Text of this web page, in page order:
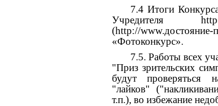
7.4 Итоги
Учредителя
(http://www.достояние-
«Фотоконкурс».
7.5. Работы всех
"Приз зрительских
будут проверяться
"лайков"
т.п.), во избежание